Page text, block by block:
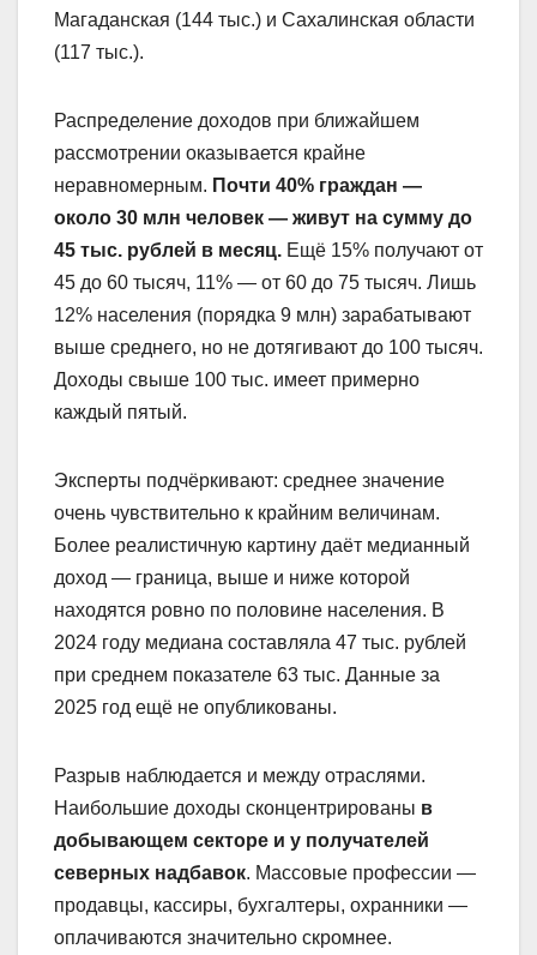
Магаданская (144 тыс.) и Сахалинская области
(117 тыс.).
Распределение доходов при ближайшем
рассмотрении оказывается крайне
неравномерным. Почти 40% граждан —
около 30 млн человек — живут на сумму до
45 тыс. рублей в месяц. Ещё 15% получают от
45 до 60 тысяч, 11% — от 60 до 75 тысяч. Лишь
12% населения (порядка 9 млн) зарабатывают
выше среднего, но не дотягивают до 100 тысяч.
Доходы свыше 100 тыс. имеет примерно
каждый пятый.
Эксперты подчёркивают: среднее значение
очень чувствительно к крайним величинам.
Более реалистичную картину даёт медианный
доход — граница, выше и ниже которой
находятся ровно по половине населения. В
2024 году медиана составляла 47 тыс. рублей
при среднем показателе 63 тыс. Данные за
2025 год ещё не опубликованы.
Разрыв наблюдается и между отраслями.
Наибольшие доходы сконцентрированы в
добывающем секторе и у получателей
северных надбавок. Массовые профессии —
продавцы, кассиры, бухгалтеры, охранники —
оплачиваются значительно скромнее.